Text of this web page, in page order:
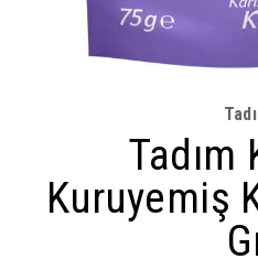
Tadım
Kuruyemiş